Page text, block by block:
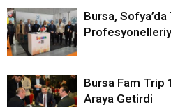
Bursa,
Bursa Fam Trip
Araya Getirdi